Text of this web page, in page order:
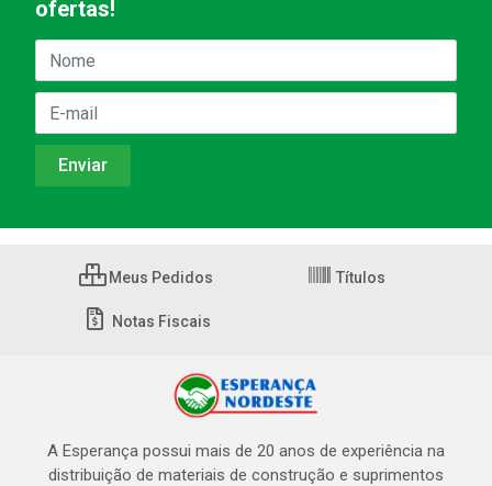
ofertas!
Meus Pedidos Títulos
Notas Fiscais
A Esperança possui mais de 20 anos de experiência na
distribuição de materiais de construção e suprimentos